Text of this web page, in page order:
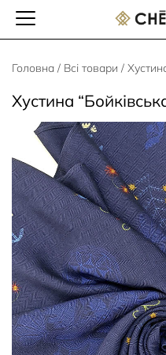
Головна / Всі товари /
Хустина